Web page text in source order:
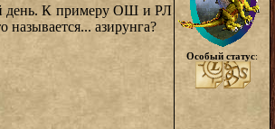
день. К примеру ОШ и РЛ
азирунга?
Особый статус: